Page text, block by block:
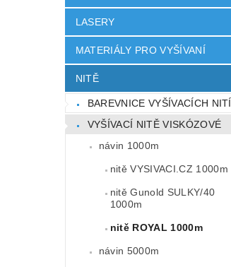
LASERY
MATERIÁLY PRO VYŠÍVANÍ
NITĚ
BAREVNICE VYŠÍVACÍCH NITÍ
VYŠÍVACÍ NITĚ VISKÓZOVÉ
návin 1000m
nitě VYSIVACI.CZ 1000m
nitě Gunold SULKY/40
1000m
nitě ROYAL 1000m
návin 5000m